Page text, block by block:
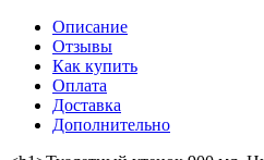
Описание
Отзывы
Как купить
Оплата
Доставка
Дополнительно